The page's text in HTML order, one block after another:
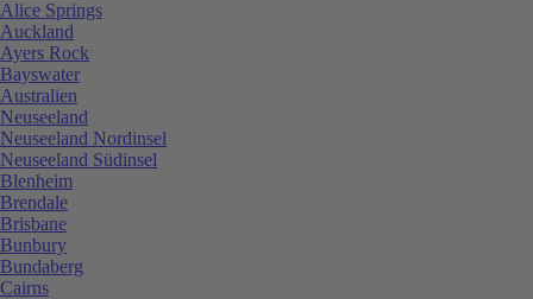
Alice Springs
Auckland
Ayers Rock
Bayswater
Australien
Neuseeland
Neuseeland Nordinsel
Neuseeland Südinsel
Blenheim
Brendale
Brisbane
Bunbury
Bundaberg
Cairns